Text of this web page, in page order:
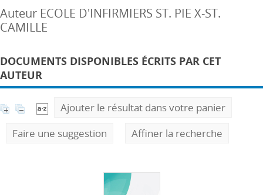
Auteur ECOLE D'INFIRMIERS ST. PIE X-ST.
CAMILLE
DOCUMENTS DISPONIBLES ÉCRITS PAR CET
AUTEUR
Ajouter le résultat dans votre panier
Faire une suggestion
Affiner la recherche